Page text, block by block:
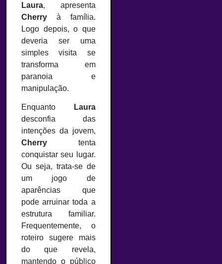
Laura, apresenta
Cherry à família.
Logo depois, o que
deveria ser uma
simples visita se
transforma em
paranoia e
manipulação.
Enquanto
Laura
desconfia das
intenções da jovem,
Cherry tenta
conquistar seu lugar.
Ou seja, trata-se de
um jogo de
aparências que
pode arruinar toda a
estrutura familiar.
Frequentemente, o
roteiro sugere mais
do que revela,
mantendo o público